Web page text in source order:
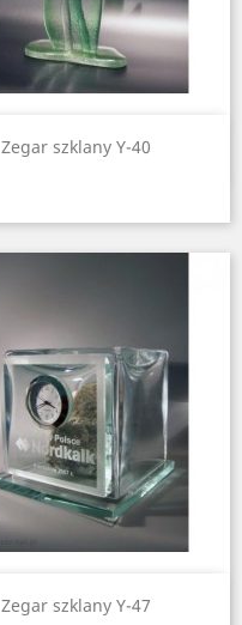
Zegar szklany Y-40
Quick view
Zegar szklany Y-47
Quick view